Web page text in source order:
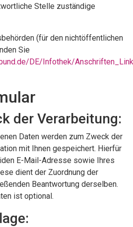
Stelle zuständige
(für den nichtöffentlichen
Sie
DE/Infothek/
der Verarbeitung:
Daten werden zum Zweck der
mit Ihnen gespeichert. Hierfür
E-Mail-Adresse sowie Ihres
dient der Zuordnung der
Beantwortung derselben.
ist optional.